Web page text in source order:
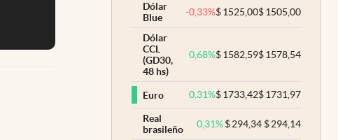
Dólar
Blue
-0,33%$1525,00$1505,00
Dólar
CCL
(GD30,
48 hs)
0,68%$1582,59$1578,54
Euro 0,31%$1733,42$1731,97
Real
brasileño
0,31% $294,34 $294,14